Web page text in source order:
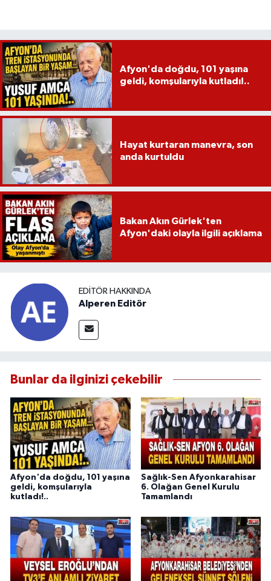
Afyon'da doğdu, 101 yaşına
geldi, komşularıyla kutladı!..
Hayat kurtaran manevra, son
anda kurtuldu
Bakan Akın Gürlek'ten
Afyon'daki olayla ilgili açıklama
EDITÖR HAKKINDA
Alperen Editör
Bunlar da ilginizi çekebilir
Afyon'da doğdu, 101 yaşına
geldi, komşularıyla
kutladı!..
Sağlık-Sen Afyonkarahisar
6. Olağan Genel Kurulu
Tamamlandı